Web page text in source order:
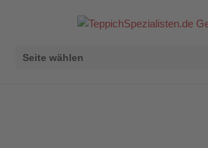
Seite wählen